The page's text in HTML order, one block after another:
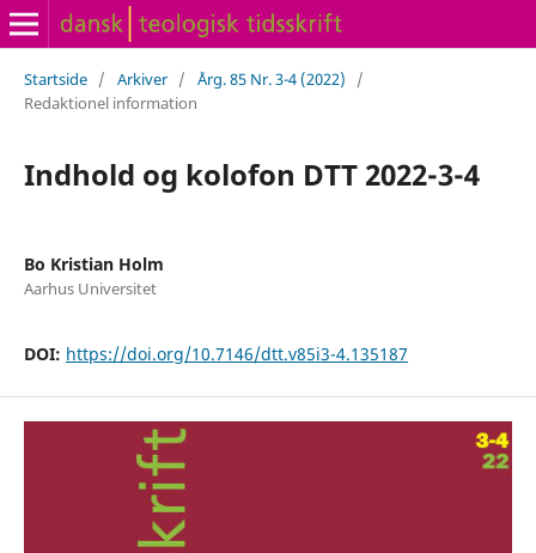
Startside / Arkiver / Årg. 85 Nr. 3-4 (2022)
/
Redaktionel information
Indhold og kolofon DTT 2022-3-4
Bo Kristian Holm
Aarhus Universitet
DOI: https://doi.org/10.7146/dtt.v85i3-4.135187